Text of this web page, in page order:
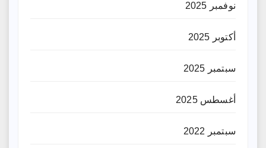
نوفمبر 2025
أكتوبر 2025
سبتمبر 2025
أغسطس 2025
سبتمبر 2022